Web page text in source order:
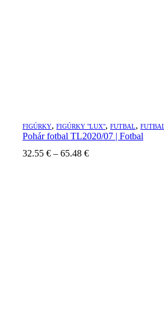
FIGÚRKY, FIGÚRKY "LUX", FUTBAL,
Pohár fotbal TL2020/07 | Fotbal
32.55 € – 65.48 €Price